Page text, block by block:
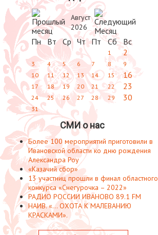
Август
2026
Пн Вт Ср Чт Пт Сб Вс
1 2
3 4 5 6 7 8
9
10
11 12 13 14 15 16
17 18 19 20 21 22 23
24 25 26 27 28 29 30
31
СМИ о нас
Более 100 мероприятий приготовили в
Ивановской области ко дню рождения
Александра Роу
«Казачий сбор»
13 участниц прошли в финал областного
конкурса «Снегурочка – 2022»
РАДИО РОССИИ ИВАНОВО 89.1 FM
НАИВ. «... ОХОТА К МАЛЕВАНИЮ
КРАСКАМИ».